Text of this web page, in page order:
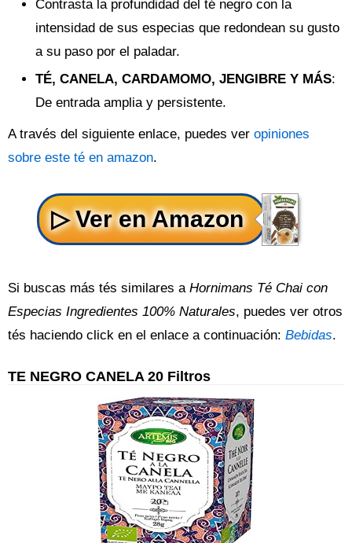
Contrasta la profundidad del té negro con la
intensidad de sus especias que redondean su gusto
a su paso por el paladar.
TÉ, CANELA, CARDAMOMO, JENGIBRE Y MÁS:
De entrada amplia y persistente.
A través del siguiente enlace, puedes ver opiniones
sobre este té en amazon.
Si buscas más tés similares a Hornimans Té Chai con
Especias Ingredientes 100% Naturales, puedes ver otros
tés haciendo click en el enlace a continuación: Bebidas.
TE NEGRO CANELA 20 Filtros